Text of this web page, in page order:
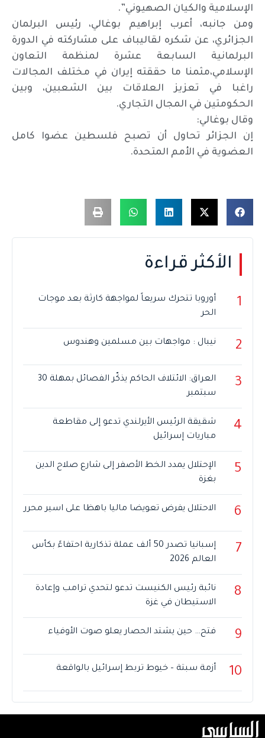
الإسلامية والكيان الصهيوني”.
ومن جانبه، أعرب إبراهيم بوغالي، رئيس البرلمان
الجزائري، عن شكره لقاليباف على مشاركته في الدورة
البرلمانية السابعة عشرة لمنظمة التعاون
الإسلامي،مثمنا ما حققته إيران في مختلف المجالات
راغبا في تعزيز العلاقات بين الشعبين، وبين
الحكومتين في المجال التجاري.
وقال بوغالي:
إن الجزائر تحاول أن تصبح فلسطين عضوا كامل
العضوية في الأمم المتحدة.
الأكثر قراءة
1
أوروبا تتحرك سريعاً لمواجهة كارثة بعد موجات
الحر
2 نيبال : مواجهات بين مسلمين وهندوس
3
العراق: الائتلاف الحاكم يذكّر الفصائل بمهلة 30
سبتمبر
4
شقيقة الرئيس الأيرلندي تدعو إلى مقاطعة
مباريات إسرائيل
5
الإحتلال يمدد الخط الأصفر إلى شارع صلاح الدين
بغزة
6 الاحتلال يفرض تعويضا ماليا باهظا على اسير محرر
7
إسبانيا تصدر 50 ألف عملة تذكارية احتفاءً بكأس
العالم 2026
8
نائبة رئيس الكنيست تدعو لتحدي ترامب وإعادة
الاستيطان في غزة
9 فتح… حين يشتد الحصار يعلو صوت الأوفياء
10 أزمة سبتة – خيوط تربط إسرائيل بالواقعة